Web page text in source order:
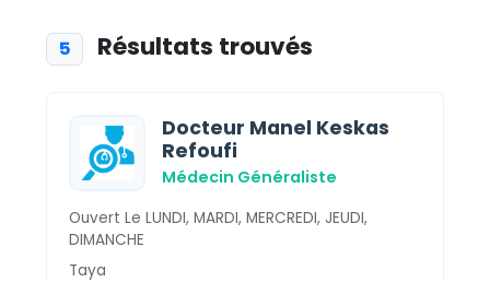
5 Résultats trouvés
Docteur Manel Keskas
Refoufi
Médecin Généraliste
Ouvert Le LUNDI, MARDI, MERCREDI, JEUDI,
DIMANCHE
Taya